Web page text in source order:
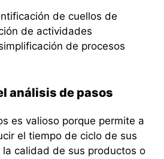
de cuellos de
de actividades
de procesos
análisis de pasos
es valioso porque permite a
el tiempo de ciclo de sus
la calidad de sus productos o